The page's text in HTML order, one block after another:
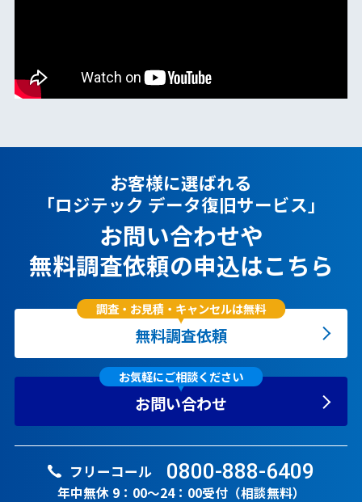
お客様に選ばれる
「ロジテック データ復旧サービス」
お問い合わせや
無料調査依頼の申込はこちら
調査・お見積・キャンセルは無料
無料調査依頼
お気軽にご相談ください
お問い合わせ
フリーコール 0800-888-6409
年中無休 9：00～24：00受付（相談無料）